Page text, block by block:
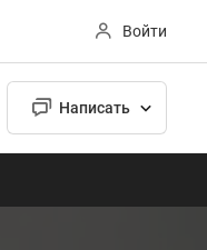
Войти
Написать